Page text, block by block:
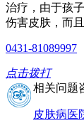
治疗，由于孩
伤害皮肤，而
0431-81089997
点击拨打
相关问题
皮肤病医